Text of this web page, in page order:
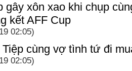
gây xôn xao khi chụp
kết AFF Cup
02:05)
cùng vợ tình tứ đi
02:05)